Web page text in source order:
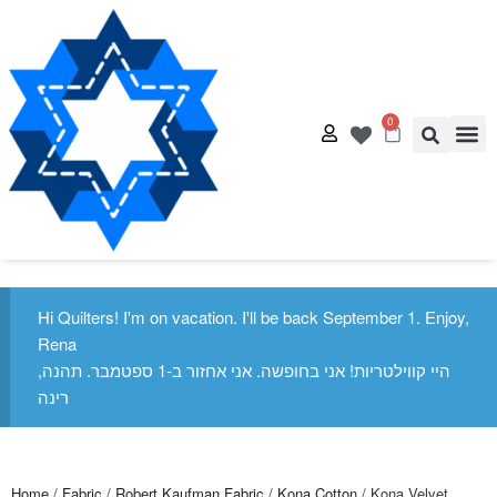
0
Hi Quilters! I'm on vacation. I'll be back September 1.
Enjoy, Rena
היי קווילטריות! אני בחופשה. אני אחזור ב-1 ספטמבר. תהנה,
רינה
Home /Fabric / Robert Kaufman Fabric /Kona Cotton / Kona Velvet